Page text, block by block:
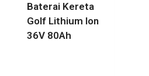
Baterai Kereta
Golf Lithium Ion
36V 80Ah